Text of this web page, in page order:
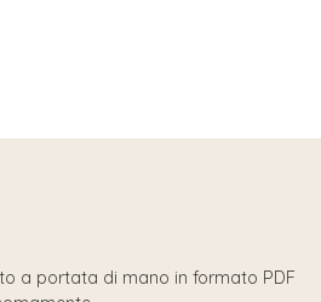
a portata di mano in formato PDF